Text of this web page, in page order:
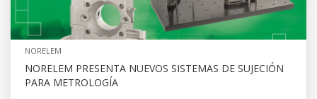
NORELEM
NORELEM PRESENTA NUEVOS SISTEMAS DE SUJECIÓN
PARA METROLOGÍA